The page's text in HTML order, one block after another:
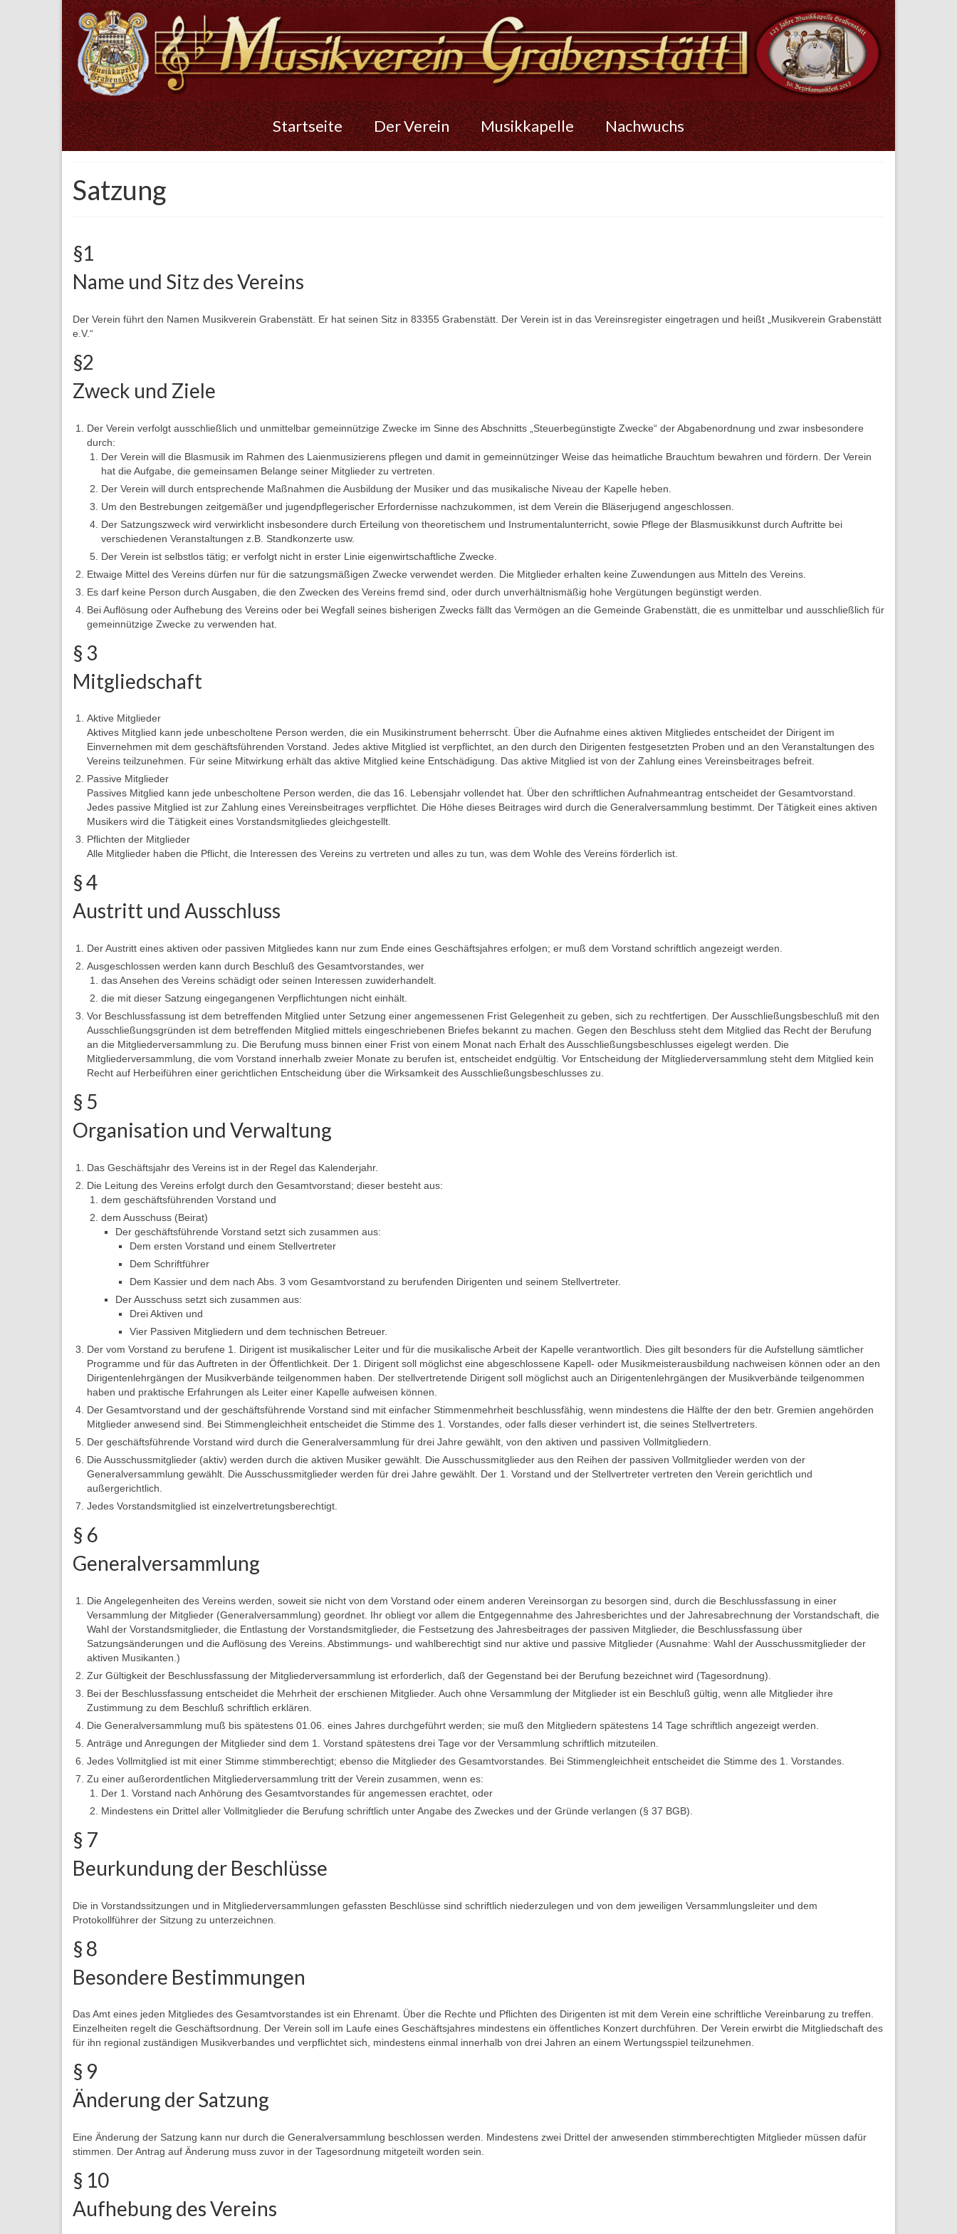
Startseite Der Verein Musikkapelle Nachwuchs
Satzung
§1
Name und Sitz des Vereins
Der Verein führt den Namen Musikverein Grabenstätt. Er hat seinen Sitz in 83355 Grabenstätt. Der Verein ist in das Vereinsregister eingetragen und heißt „Musikverein Grabenstätt
e.V.“
§2
Zweck und Ziele
Der Verein verfolgt ausschließlich und unmittelbar gemeinnützige Zwecke im Sinne des Abschnitts „Steuerbegünstigte Zwecke“ der Abgabenordnung und zwar insbesondere
durch:
Der Verein will die Blasmusik im Rahmen des Laienmusizierens pflegen und damit in gemeinnützinger Weise das heimatliche Brauchtum bewahren und fördern. Der Verein
hat die Aufgabe, die gemeinsamen Belange seiner Mitglieder zu vertreten.
Der Verein will durch entsprechende Maßnahmen die Ausbildung der Musiker und das musikalische Niveau der Kapelle heben.
Um den Bestrebungen zeitgemäßer und jugendpflegerischer Erfordernisse nachzukommen, ist dem Verein die Bläserjugend angeschlossen.
Der Satzungszweck wird verwirklicht insbesondere durch Erteilung von theoretischem und Instrumentalunterricht, sowie Pflege der Blasmusikkunst durch Auftritte bei
verschiedenen Veranstaltungen z.B. Standkonzerte usw.
Der Verein ist selbstlos tätig; er verfolgt nicht in erster Linie eigenwirtschaftliche Zwecke.
Etwaige Mittel des Vereins dürfen nur für die satzungsmäßigen Zwecke verwendet werden. Die Mitglieder erhalten keine Zuwendungen aus Mitteln des Vereins.
Es darf keine Person durch Ausgaben, die den Zwecken des Vereins fremd sind, oder durch unverhältnismäßig hohe Vergütungen begünstigt werden.
Bei Auflösung oder Aufhebung des Vereins oder bei Wegfall seines bisherigen Zwecks fällt das Vermögen an die Gemeinde Grabenstätt, die es unmittelbar und ausschließlich für
gemeinnützige Zwecke zu verwenden hat.
§ 3
Mitgliedschaft
Aktive Mitglieder
Aktives Mitglied kann jede unbescholtene Person werden, die ein Musikinstrument beherrscht. Über die Aufnahme eines aktiven Mitgliedes entscheidet der Dirigent im
Einvernehmen mit dem geschäftsführenden Vorstand. Jedes aktive Mitglied ist verpflichtet, an den durch den Dirigenten festgesetzten Proben und an den Veranstaltungen des
Vereins teilzunehmen. Für seine Mitwirkung erhält das aktive Mitglied keine Entschädigung. Das aktive Mitglied ist von der Zahlung eines Vereinsbeitrages befreit.
Passive Mitglieder
Passives Mitglied kann jede unbescholtene Person werden, die das 16. Lebensjahr vollendet hat. Über den schriftlichen Aufnahmeantrag entscheidet der Gesamtvorstand.
Jedes passive Mitglied ist zur Zahlung eines Vereinsbeitrages verpflichtet. Die Höhe dieses Beitrages wird durch die Generalversammlung bestimmt. Der Tätigkeit eines aktiven
Musikers wird die Tätigkeit eines Vorstandsmitgliedes gleichgestellt.
Pflichten der Mitglieder
Alle Mitglieder haben die Pflicht, die Interessen des Vereins zu vertreten und alles zu tun, was dem Wohle des Vereins förderlich ist.
§ 4
Austritt und Ausschluss
Der Austritt eines aktiven oder passiven Mitgliedes kann nur zum Ende eines Geschäftsjahres erfolgen; er muß dem Vorstand schriftlich angezeigt werden.
Ausgeschlossen werden kann durch Beschluß des Gesamtvorstandes, wer
das Ansehen des Vereins schädigt oder seinen Interessen zuwiderhandelt.
die mit dieser Satzung eingegangenen Verpflichtungen nicht einhält.
Vor Beschlussfassung ist dem betreffenden Mitglied unter Setzung einer angemessenen Frist Gelegenheit zu geben, sich zu rechtfertigen. Der Ausschließungsbeschluß mit den
Ausschließungsgründen ist dem betreffenden Mitglied mittels eingeschriebenen Briefes bekannt zu machen. Gegen den Beschluss steht dem Mitglied das Recht der Berufung
an die Mitgliederversammlung zu. Die Berufung muss binnen einer Frist von einem Monat nach Erhalt des Ausschließungsbeschlusses eigelegt werden. Die
Mitgliederversammlung, die vom Vorstand innerhalb zweier Monate zu berufen ist, entscheidet endgültig. Vor Entscheidung der Mitgliederversammlung steht dem Mitglied kein
Recht auf Herbeiführen einer gerichtlichen Entscheidung über die Wirksamkeit des Ausschließungsbeschlusses zu.
§ 5
Organisation und Verwaltung
Das Geschäftsjahr des Vereins ist in der Regel das Kalenderjahr.
Die Leitung des Vereins erfolgt durch den Gesamtvorstand; dieser besteht aus:
dem geschäftsführenden Vorstand und
dem Ausschuss (Beirat)
Der geschäftsführende Vorstand setzt sich zusammen aus:
Dem ersten Vorstand und einem Stellvertreter
Dem Schriftführer
Dem Kassier und dem nach Abs. 3 vom Gesamtvorstand zu berufenden Dirigenten und seinem Stellvertreter.
Der Ausschuss setzt sich zusammen aus:
Drei Aktiven und
Vier Passiven Mitgliedern und dem technischen Betreuer.
Der vom Vorstand zu berufene 1. Dirigent ist musikalischer Leiter und für die musikalische Arbeit der Kapelle verantwortlich. Dies gilt besonders für die Aufstellung sämtlicher
Programme und für das Auftreten in der Öffentlichkeit. Der 1. Dirigent soll möglichst eine abgeschlossene Kapell- oder Musikmeisterausbildung nachweisen können oder an den
Dirigentenlehrgängen der Musikverbände teilgenommen haben. Der stellvertretende Dirigent soll möglichst auch an Dirigentenlehrgängen der Musikverbände teilgenommen
haben und praktische Erfahrungen als Leiter einer Kapelle aufweisen können.
Der Gesamtvorstand und der geschäftsführende Vorstand sind mit einfacher Stimmenmehrheit beschlussfähig, wenn mindestens die Hälfte der den betr. Gremien angehörden
Mitglieder anwesend sind. Bei Stimmengleichheit entscheidet die Stimme des 1. Vorstandes, oder falls dieser verhindert ist, die seines Stellvertreters.
Der geschäftsführende Vorstand wird durch die Generalversammlung für drei Jahre gewählt, von den aktiven und passiven Vollmitgliedern.
Die Ausschussmitglieder (aktiv) werden durch die aktiven Musiker gewählt. Die Ausschussmitglieder aus den Reihen der passiven Vollmitglieder werden von der
Generalversammlung gewählt. Die Ausschussmitglieder werden für drei Jahre gewählt. Der 1. Vorstand und der Stellvertreter vertreten den Verein gerichtlich und
außergerichtlich.
Jedes Vorstandsmitglied ist einzelvertretungsberechtigt.
§ 6
Generalversammlung
Die Angelegenheiten des Vereins werden, soweit sie nicht von dem Vorstand oder einem anderen Vereinsorgan zu besorgen sind, durch die Beschlussfassung in einer
Versammlung der Mitglieder (Generalversammlung) geordnet. Ihr obliegt vor allem die Entgegennahme des Jahresberichtes und der Jahresabrechnung der Vorstandschaft, die
Wahl der Vorstandsmitglieder, die Entlastung der Vorstandsmitglieder, die Festsetzung des Jahresbeitrages der passiven Mitglieder, die Beschlussfassung über
Satzungsänderungen und die Auflösung des Vereins. Abstimmungs- und wahlberechtigt sind nur aktive und passive Mitglieder (Ausnahme: Wahl der Ausschussmitglieder der
aktiven Musikanten.)
Zur Gültigkeit der Beschlussfassung der Mitgliederversammlung ist erforderlich, daß der Gegenstand bei der Berufung bezeichnet wird (Tagesordnung).
Bei der Beschlussfassung entscheidet die Mehrheit der erschienen Mitglieder. Auch ohne Versammlung der Mitglieder ist ein Beschluß gültig, wenn alle Mitglieder ihre
Zustimmung zu dem Beschluß schriftlich erklären.
Die Generalversammlung muß bis spätestens 01.06. eines Jahres durchgeführt werden; sie muß den Mitgliedern spätestens 14 Tage schriftlich angezeigt werden.
Anträge und Anregungen der Mitglieder sind dem 1. Vorstand spätestens drei Tage vor der Versammlung schriftlich mitzuteilen.
Jedes Vollmitglied ist mit einer Stimme stimmberechtigt; ebenso die Mitglieder des Gesamtvorstandes. Bei Stimmengleichheit entscheidet die Stimme des 1. Vorstandes.
Zu einer außerordentlichen Mitgliederversammlung tritt der Verein zusammen, wenn es:
Der 1. Vorstand nach Anhörung des Gesamtvorstandes für angemessen erachtet, oder
Mindestens ein Drittel aller Vollmitglieder die Berufung schriftlich unter Angabe des Zweckes und der Gründe verlangen (§ 37 BGB).
§ 7
Beurkundung der Beschlüsse
Die in Vorstandssitzungen und in Mitgliederversammlungen gefassten Beschlüsse sind schriftlich niederzulegen und von dem jeweiligen Versammlungsleiter und dem
Protokollführer der Sitzung zu unterzeichnen.
§ 8
Besondere Bestimmungen
Das Amt eines jeden Mitgliedes des Gesamtvorstandes ist ein Ehrenamt. Über die Rechte und Pflichten des Dirigenten ist mit dem Verein eine schriftliche Vereinbarung zu treffen.
Einzelheiten regelt die Geschäftsordnung. Der Verein soll im Laufe eines Geschäftsjahres mindestens ein öffentliches Konzert durchführen. Der Verein erwirbt die Mitgliedschaft des
für ihn regional zuständigen Musikverbandes und verpflichtet sich, mindestens einmal innerhalb von drei Jahren an einem Wertungsspiel teilzunehmen.
§ 9
Änderung der Satzung
Eine Änderung der Satzung kann nur durch die Generalversammlung beschlossen werden. Mindestens zwei Drittel der anwesenden stimmberechtigten Mitglieder müssen dafür
stimmen. Der Antrag auf Änderung muss zuvor in der Tagesordnung mitgeteilt worden sein.
§ 10
Aufhebung des Vereins